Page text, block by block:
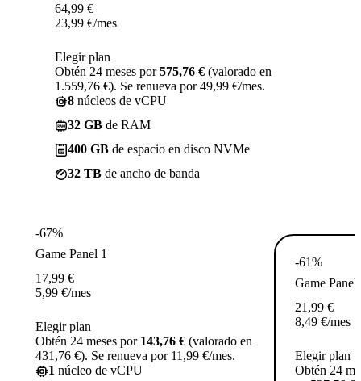
64,99 €
23,99 €/mes
Elegir plan
Obtén 24 meses por575,76 € (valorado en
1.559,76 €). Se renueva por 49,99 €/mes.
8 núcleos de vCPU
32 GB de RAM
400 GB de espacio en disco NVMe
32 TB de ancho de banda
-67%
Game Panel 1
17,99 €
5,99 €/mes
Elegir plan
Obtén 24 meses por 143,76 € (valorado en
431,76 €). Se renueva por 11,99 €/mes.
1 núcleo de vCPU
-61%
Game Panel
21,99 €
8,49 €/mes
Elegir plan
Obtén 24